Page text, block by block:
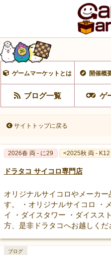
ゲームマーケットとは 開催概
ブログ一覧 ゲ
サイトトップに戻る
2026春 両 - に29 <2025秋 両 - K12
ドラタコ サイコロ専門店
オリジナルサイコロやメーカ
す。 ・オリジナルサイコロ ・
イ ・ダイスタワー ・ダイスス
方、是非ドラタコへお越しくだ
ブログ